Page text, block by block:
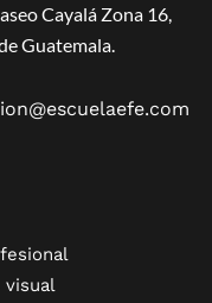
Cayalá Zona 16,
Guatemala.
visual